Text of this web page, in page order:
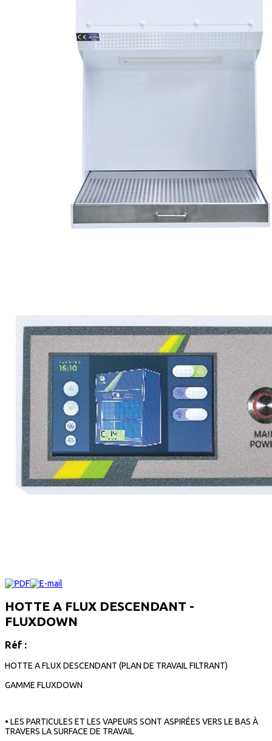
HOTTE A FLUX DESCENDANT -
FLUXDOWN
Réf :
HOTTE A FLUX DESCENDANT (PLAN DE TRAVAIL FILTRANT)
GAMME FLUXDOWN
• LES PARTICULES ET LES VAPEURS SONT ASPIRÉES VERS LE BAS À
TRAVERS LA SURFACE DE TRAVAIL